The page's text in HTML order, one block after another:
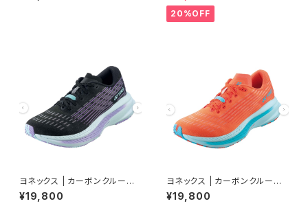
20%OFF
ヨネックス | カーボンクルーズS
R | ブラック／パープル | Wom
en
¥19,800
ヨネックス | カーボンクルーズS
R | タイガーリリー | Men
¥19,800